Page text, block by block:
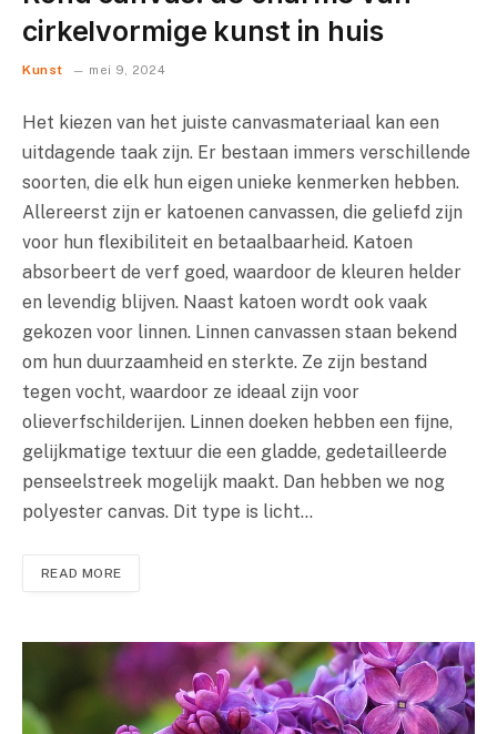
cirkelvormige kunst in huis
Kunst mei 9, 2024
Het kiezen van het juiste canvasmateriaal kan een
uitdagende taak zijn. Er bestaan immers verschillende
soorten, die elk hun eigen unieke kenmerken hebben.
Allereerst zijn er katoenen canvassen, die geliefd zijn
voor hun flexibiliteit en betaalbaarheid. Katoen
absorbeert de verf goed, waardoor de kleuren helder
en levendig blijven. Naast katoen wordt ook vaak
gekozen voor linnen. Linnen canvassen staan bekend
om hun duurzaamheid en sterkte. Ze zijn bestand
tegen vocht, waardoor ze ideaal zijn voor
olieverfschilderijen. Linnen doeken hebben een fijne,
gelijkmatige textuur die een gladde, gedetailleerde
penseelstreek mogelijk maakt. Dan hebben we nog
polyester canvas. Dit type is licht…
READ MORE